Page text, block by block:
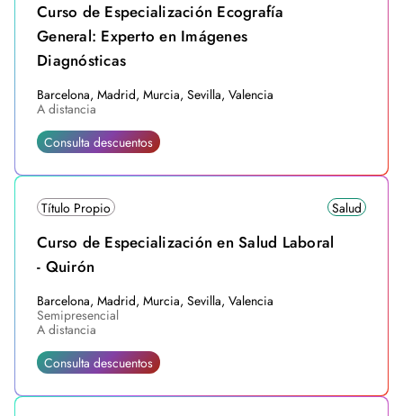
Curso de Especialización Ecografía
General: Experto en Imágenes
Diagnósticas
Barcelona, Madrid, Murcia, Sevilla, Valencia
A distancia
Consulta descuentos
Título Propio Salud
Curso de Especialización en Salud Laboral
- Quirón
Barcelona, Madrid, Murcia, Sevilla, Valencia
Semipresencial
A distancia
Consulta descuentos